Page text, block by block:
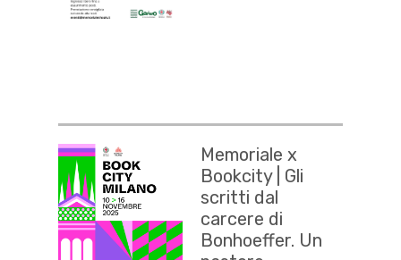
Memoriale x
Bookcity | Gli
scritti dal
carcere di
Bonhoeffer. Un